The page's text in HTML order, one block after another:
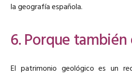
la geografía española.
6. Porque
El patrimonio geológico es un